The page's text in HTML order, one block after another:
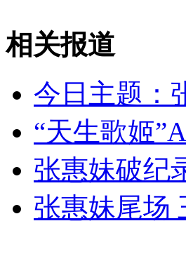
警方公布数段视频回应"顶包"质
山西运城恶犬咬伤多人 警民
女孩北京地铁殴打老人 痛下狠
无痛分娩是否安全 医生回应
相关报道
今日主题：
“天生歌姬
张惠妹破纪
张惠妹尾场